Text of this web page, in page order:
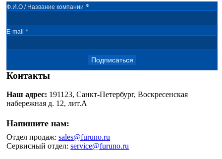
Ф.И.О / Название компании *
E-mail *
Подписаться
Контакты
Наш адрес: 191123, Санкт-Петербург, Воскресенская
набережная д. 12, лит.А
Напишите нам:
Отдел продаж:sales@furuno.ru
Сервисный отдел:service@furuno.ru